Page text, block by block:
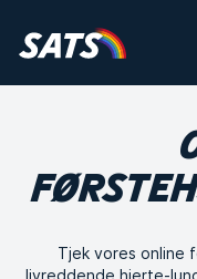
Tjek vores online
livreddende hjerte-